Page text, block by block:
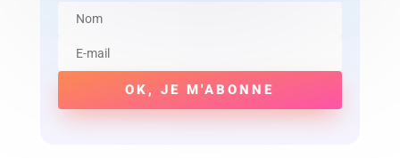
OK, JE M'ABONNE